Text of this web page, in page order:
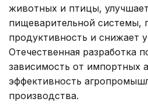
животных и птицы,
пищеварительной системы,
продуктивность и снижает
Отечественная разработка
зависимость от импортных
эффективность
производства.